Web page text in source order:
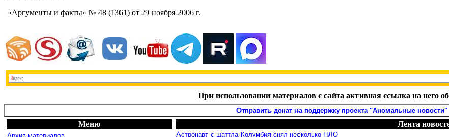
«Аргументы и факты» № 48 (1361) от 29 ноября 2006 г.
При использовании материалов с сайта активная ссылка на него
Отправить донат на поддержку проекта "Аномальные новости"
Меню Лента
Астронавт с шаттла Колумбия снял несколько НЛО